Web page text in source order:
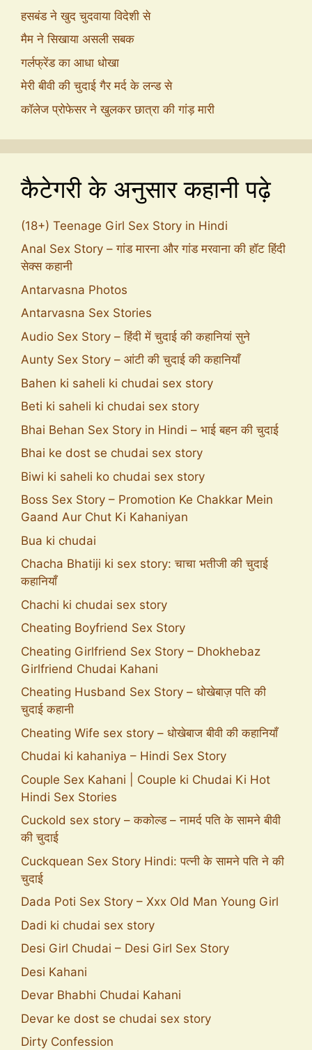
हसबंड ने खुद चुदवाया विदेशी से
मैम ने सिखाया असली सबक
गर्लफ्रेंड का आधा धोखा
मेरी बीवी की चुदाई गैर मर्द के लन्ड से
कॉलेज प्रोफेसर ने खुलकर छात्रा की गांड़ मारी
कैटेगरी के अनुसार कहानी पढ़े
(18+) Teenage Girl Sex Story in Hindi
Anal Sex Story – गांड मारना और गांड मरवाना की हॉट हिंदी
सेक्स कहानी
Antarvasna Photos
Antarvasna Sex Stories
Audio Sex Story – हिंदी में चुदाई की कहानियां सुने
Aunty Sex Story – आंटी की चुदाई की कहानियाँ
Bahen ki saheli ki chudai sex story
Beti ki saheli ki chudai sex story
Bhai Behan Sex Story in Hindi – भाई बहन की चुदाई
Bhai ke dost se chudai sex story
Biwi ki saheli ko chudai sex story
Boss Sex Story – Promotion Ke Chakkar Mein
Gaand Aur Chut Ki Kahaniyan
Bua ki chudai
Chacha Bhatiji ki sex story: चाचा भतीजी की चुदाई
कहानियाँ
Chachi ki chudai sex story
Cheating Boyfriend Sex Story
Cheating Girlfriend Sex Story – Dhokhebaz
Girlfriend Chudai Kahani
Cheating Husband Sex Story – धोखेबाज़ पति की
चुदाई कहानी
Cheating Wife sex story – धोखेबाज बीवी की कहानियाँ
Chudai ki kahaniya – Hindi Sex Story
Couple Sex Kahani | Couple ki Chudai Ki Hot
Hindi Sex Stories
Cuckold sex story – ककोल्ड – नामर्द पति के सामने बीवी
की चुदाई
Cuckquean Sex Story Hindi: पत्नी के सामने पति ने की
चुदाई
Dada Poti Sex Story – Xxx Old Man Young Girl
Dadi ki chudai sex story
Desi Girl Chudai – Desi Girl Sex Story
Desi Kahani
Devar Bhabhi Chudai Kahani
Devar ke dost se chudai sex story
Dirty Confession